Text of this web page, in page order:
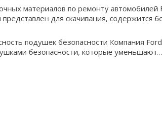
материалов по ремонту автомобилей
представлен для скачивания, содержится
подушек безопасности Компания
безопасности, которые уменьшают…